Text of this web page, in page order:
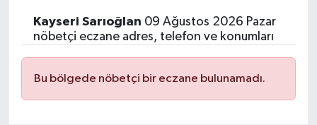
Kayseri Sarıoğlan 09 Ağustos 2026 Pazar
nöbetçi eczane adres, telefon ve konumları
Bu bölgede nöbetçi bir eczane bulunamadı.